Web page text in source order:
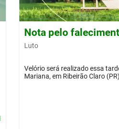
Nota pelo
Luto
Velório será realizado essa
Mariana, em Ribeirão Claro (PR)